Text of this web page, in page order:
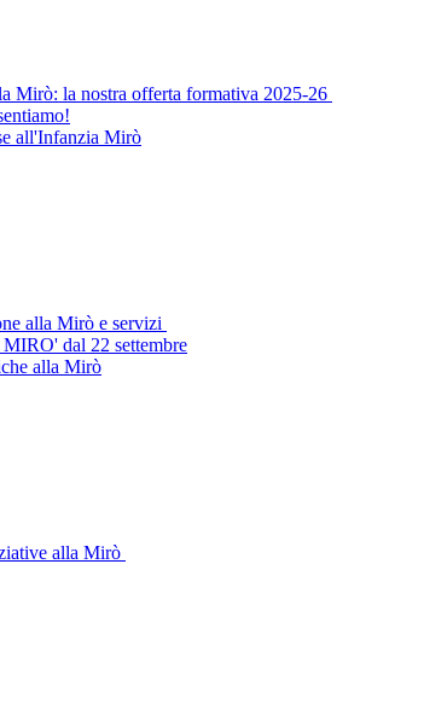
Mirò: la nostra offerta formativa 2025-26
all'Infanzia Mirò
alla Mirò e servizi
dal 22 settembre
alla Mirò
alla Mirò